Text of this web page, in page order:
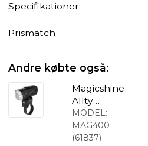
Specifikationer
Prismatch
Andre købte også:
Magicshine
Allty
Forlygte
400 lumen
MODEL:
MAG400
(61837)